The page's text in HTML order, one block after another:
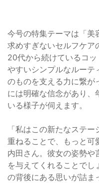
今号の特集テーマは「美
求めすぎないセルフケア
20代から続けているコ
やすいシンプルなルーテ
のものを支える力に繋が
には明確な信念があり、
いる様子が伺えます。
「私はこの新たなステ
重ねることで、もっと可
内田さん。彼女の姿勢や
を与えてくれることで
の背後にある思いが詰ま